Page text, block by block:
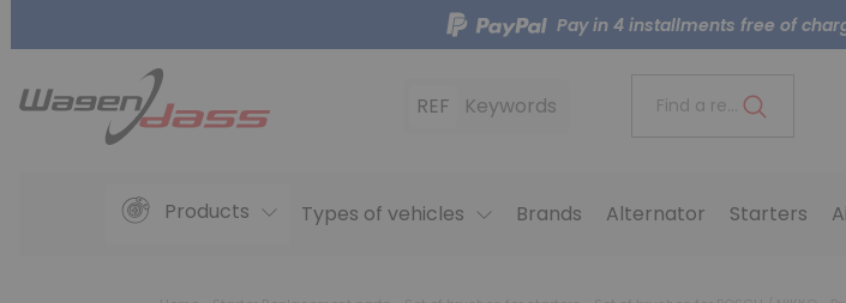
Pay in 4 installments free of
REF Keywords Find a reference..
Products Types of vehicles Brands Alternator Starters